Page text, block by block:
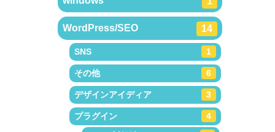
WordPress/SEO 14
SNS 1
その他 6
デザインアイディア 3
プラグイン
4